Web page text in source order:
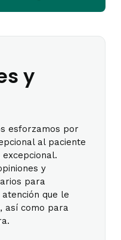
y
esforzamos por
al paciente
y
para
que le
así como para